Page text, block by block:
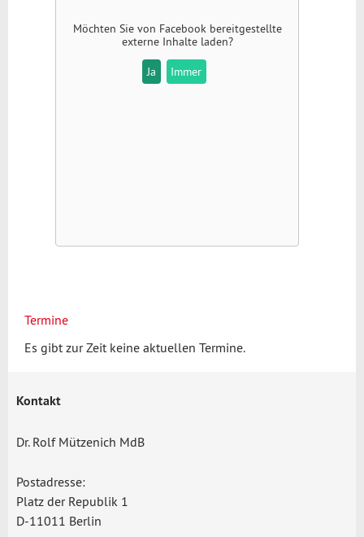
Möchten Sie von Facebookbereitgestellte
externe Inhalte laden?
Ja Immer
Termine
Es gibt zur Zeit keine aktuellen Termine.
Kontakt
Dr. Rolf Mützenich MdB
Postadresse:
Platz der Republik 1
D-11011 Berlin